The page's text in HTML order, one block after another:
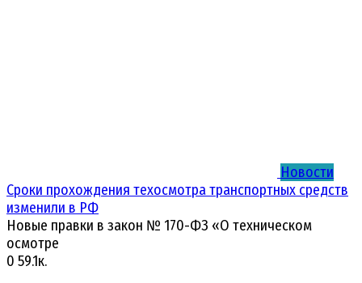
Новости
Сроки прохождения техосмотра транспортных средств
изменили в РФ
Новые правки в закон № 170-ФЗ «О техническом
осмотре
0 59.1к.